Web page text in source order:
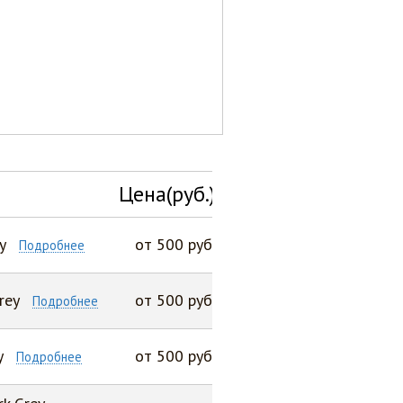
Цена(руб.)
Подробнее от 500 руб
Подробнее от 500 руб
Подробнее от 500 руб